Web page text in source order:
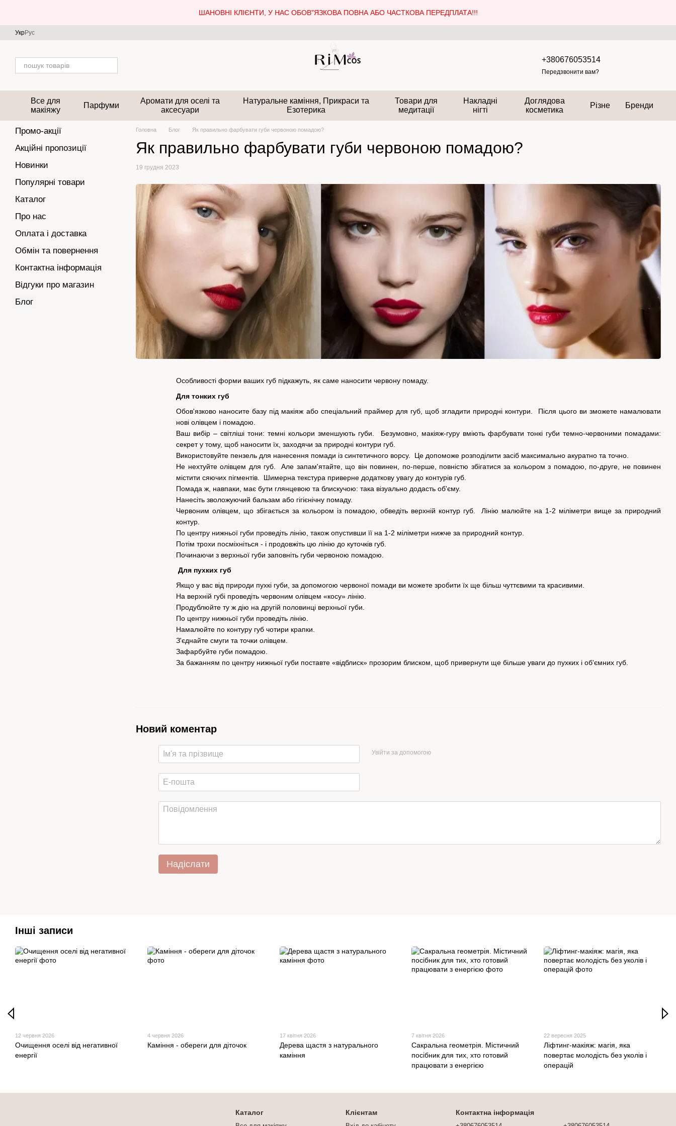
ШАНОВНІ КЛІЄНТИ, У НАС ОБОВ"ЯЗКОВА ПОВНА АБО ЧАСТКОВА ПЕРЕДПЛАТА!!!
УкрРус
+380676053514
Передзвонити вам?
Все для
макіяжу
Парфуми
Аромати для оселі та
аксесуари
Натуральне каміння, Прикраси та
Езотерика
Товари для
медитації
Накладні
нігті
Доглядова
косметика
Різне Бренди
Головна Блог Як правильно фарбувати губи червоною помадою?
Як правильно фарбувати губи червоною помадою?
19 грудня 2023
Особливості форми ваших губ підкажуть, як саме наносити червону помаду.
Для тонких губ
Обов'язково наносите базу під макіяж або спеціальний праймер для губ, щоб згладити природні контури. Після цього ви зможете намалювати
нові олівцем і помадою.
Ваш вибір – світліші тони: темні кольори зменшують губи. Безумовно, макіяж-гуру вміють фарбувати тонкі губи темно-червоними помадами:
секрет у тому, щоб наносити їх, заходячи за природні контури губ.
Використовуйте пензель для нанесення помади із синтетичного ворсу. Це допоможе розподілити засіб максимально акуратно та точно.
Не нехтуйте олівцем для губ. Але запам'ятайте, що він повинен, по-перше, повністю збігатися за кольором з помадою, по-друге, не повинен
містити сяючих пігментів. Шимерна текстура приверне додаткову увагу до контурів губ.
Помада ж, навпаки, має бути глянцевою та блискучою: така візуально додасть об'єму.
Нанесіть зволожуючий бальзам або гігієнічну помаду.
Червоним олівцем, що збігається за кольором із помадою, обведіть верхній контур губ. Лінію малюйте на 1-2 міліметри вище за природний
контур.
По центру нижньої губи проведіть лінію, також опустивши її на 1-2 міліметри нижче за природний контур.
Потім трохи посміхніться - і продовжіть цю лінію до куточків губ.
Починаючи з верхньої губи заповніть губи червоною помадою.
Для пухких губ
Якщо у вас від природи пухкі губи, за допомогою червоної помади ви можете зробити їх ще більш чуттєвими та красивими.
На верхній губі проведіть червоним олівцем «косу» лінію.
Продублюйте ту ж дію на другій половинці верхньої губи.
По центру нижньої губи проведіть лінію.
Намалюйте по контуру губ чотири крапки.
З'єднайте смуги та точки олівцем.
Зафарбуйте губи помадою.
За бажанням по центру нижньої губи поставте «відблиск» прозорим блиском, щоб привернути ще більше уваги до пухких і об'ємних губ.
Новий коментар
Увійти за допомогою
Надіслати
Промо-акції
Акційні пропозиції
Новинки
Популярні товари
Каталог
Про нас
Оплата і доставка
Обмін та повернення
Контактна інформація
Відгуки про магазин
Блог
Інші записи
12 червня 2026
Очищення оселі від негативної
енергії
4 червня 2026
Каміння - обереги для діточок
17 квітня 2026
Дерева щастя з натурального
каміння
7 квітня 2026
Сакральна геометрія. Містичний
посібник для тих, хто готовий
працювати з енергією
22 вересня 2025
Ліфтинг-макіяж: магія, яка
повертає молодість без уколів і
операцій
Каталог Клієнтам Контактна інформація